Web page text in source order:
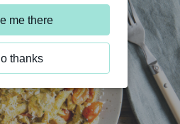
me there
thanks